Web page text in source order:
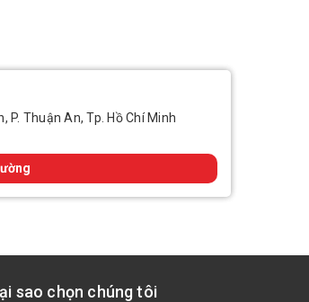
P. Thuận An, Tp. Hồ Chí Minh
sao chọn chúng tôi